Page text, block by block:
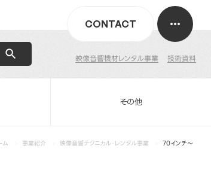
映像音響機材レンタル事業 技術資料
CONTACT
その他
ム 事業紹介 映像音響テクニカル・レンタル事業 70インチ～